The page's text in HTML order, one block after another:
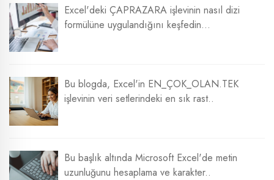
Excel'deki ÇAPRAZARA işlevinin nasıl dizi
formülüne uygulandığını keşfedin...
Bu blogda, Excel'in EN_ÇOK_OLAN.TEK
işlevinin veri setlerindeki en sık rast..
Bu başlık altında Microsoft Excel'de metin
uzunluğunu hesaplama ve karakter..